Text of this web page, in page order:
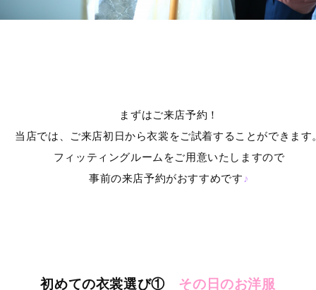
まずはご来店予約！
店では、ご来店初日から衣裳をご試着することができます
フィッティングルームをご用意いたしますので
事前の来店予約がおすすめです ♪
初めての衣裳選び① その日のお洋服